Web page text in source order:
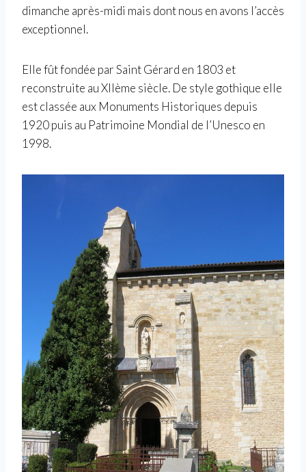
dimanche après-midi mais dont nous en avons l’accès
exceptionnel.
Elle fût fondée par Saint Gérard en 1803 et
reconstruite au XIIème siècle. De style gothique elle
est classée aux Monuments Historiques depuis
1920 puis au Patrimoine Mondial de l’Unesco en
1998.